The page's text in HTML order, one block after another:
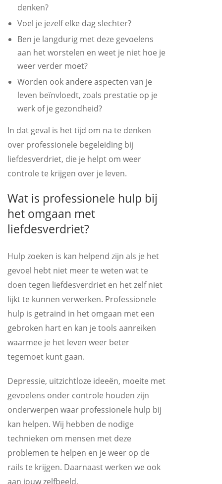
denken?
Voel je jezelf elke dag slechter?
Ben je langdurig met deze gevoelens
aan het worstelen en weet je niet hoe je
weer verder moet?
Worden ook andere aspecten van je
leven beïnvloedt, zoals prestatie op je
werk of je gezondheid?
In dat geval is het tijd om na te denken
over professionele begeleiding bij
liefdesverdriet, die je helpt om weer
controle te krijgen over je leven.
Wat is professionele hulp bij
het omgaan met
liefdesverdriet?
Hulp zoeken is kan helpend zijn als je het
gevoel hebt niet meer te weten wat te
doen tegen liefdesverdriet en het zelf niet
lijkt te kunnen verwerken. Professionele
hulp is getraind in het omgaan met een
gebroken hart en kan je tools aanreiken
waarmee je het leven weer beter
tegemoet kunt gaan.
Depressie, uitzichtloze ideeën, moeite met
gevoelens onder controle houden zijn
onderwerpen waar professionele hulp bij
kan helpen. Wij hebben de nodige
technieken om mensen met deze
problemen te helpen en je weer op de
rails te krijgen. Daarnaast werken we ook
aan jouw zelfbeeld.